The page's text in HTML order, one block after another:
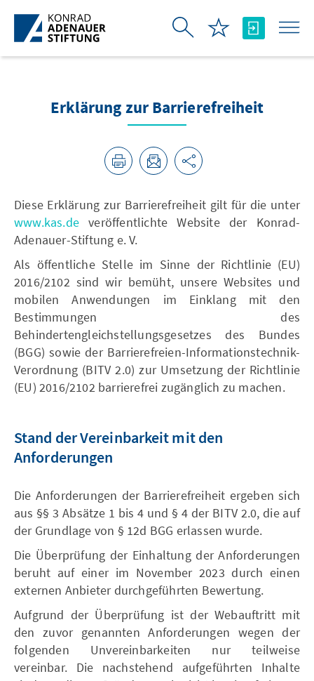
Skip to Main Content
Erklärung zur Barrierefreiheit
Diese Erklärung zur Barrierefreiheit gilt für die unter
www.kas.deveröffentlichte Website der Konrad-
Adenauer-Stiftung e. V.
Als öffentliche Stelle im Sinne der Richtlinie (EU)
2016/2102 sind wir bemüht, unsere Websites und
mobilen Anwendungen im Einklang mit den
Bestimmungen des
Behindertengleichstellungsgesetzes des Bundes
(BGG) sowie der Barrierefreien-Informationstechnik-
Verordnung (BITV 2.0) zur Umsetzung der Richtlinie
(EU) 2016/2102 barrierefrei zugänglich zu machen.
Stand der Vereinbarkeit mit den
Anforderungen
Die Anforderungen der Barrierefreiheit ergeben sich
aus §§ 3 Absätze 1 bis 4 und § 4 der BITV 2.0, die auf
der Grundlage von § 12d BGG erlassen wurde.
Die Überprüfung der Einhaltung der Anforderungen
beruht auf einer im November 2023 durch einen
externen Anbieter durchgeführten Bewertung.
Aufgrund der Überprüfung ist der Webauftritt mit
den zuvor genannten Anforderungen wegen der
folgenden Unvereinbarkeiten nur teilweise
vereinbar. Die nachstehend aufgeführten Inhalte